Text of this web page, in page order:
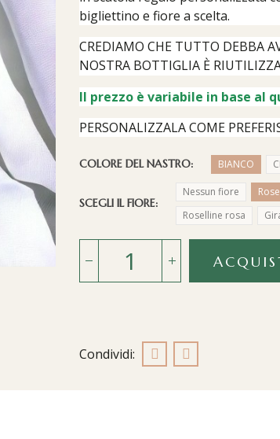
bigliettino e fiore a scelta.
CREDIAMO CHE TUTTO DEBBA
NOSTRA BOTTIGLIA È
Il prezzo è variabile in base al
PERSONALIZZALA COME
COLORE DEL NASTRO BIANCO
SCEGLI IL FIORE
Nessun fiore
Roselline rosa